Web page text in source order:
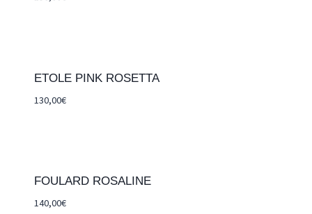
ETOLE PINK ROSETTA
130,00€
FOULARD ROSALINE
140,00€